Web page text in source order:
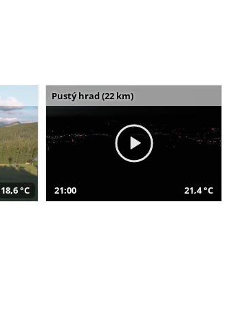
18,6 °C
Pustý hrad (22 km)
21:00 21,4 °C